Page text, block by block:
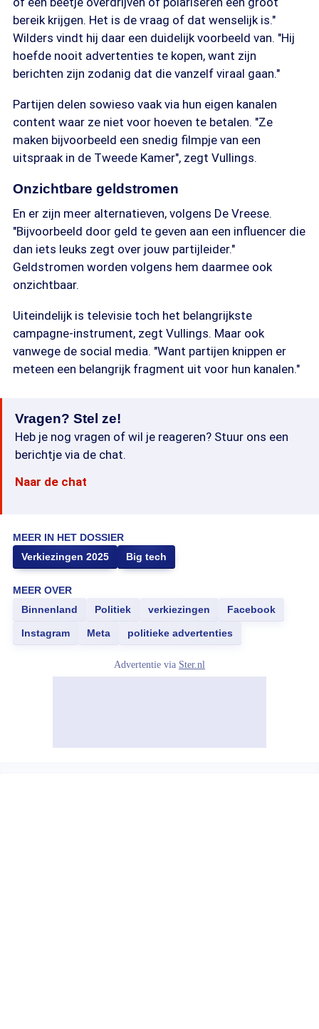
bereik krijgen. Het is de vraag of dat wenselijk is."
Wilders vindt hij daar een duidelijk voorbeeld van. "Hij
hoefde nooit advertenties te kopen, want zijn
berichten zijn zodanig dat die vanzelf viraal gaan."
Partijen delen sowieso vaak via hun eigen kanalen
content waar ze niet voor hoeven te betalen. "Ze
maken bijvoorbeeld een snedig filmpje van een
uitspraak in de Tweede Kamer", zegt Vullings.
Onzichtbare geldstromen
En er zijn meer alternatieven, volgens De Vreese.
"Bijvoorbeeld door geld te geven aan een influencer die
dan iets leuks zegt over jouw partijleider."
Geldstromen worden volgens hem daarmee ook
onzichtbaar.
Uiteindelijk is televisie toch het belangrijkste
campagne-instrument, zegt Vullings. Maar ook
vanwege de social media. "Want partijen knippen er
meteen een belangrijk fragment uit voor hun kanalen."
Vragen? Stel ze!
Heb je nog vragen of wil je reageren? Stuur ons een
berichtje via de chat.
Naar de chat
MEER IN HET DOSSIER
Verkiezingen 2025
Big tech
MEER OVER
Binnenland
Politiek verkiezingen Facebook
Instagram Meta politieke advertenties
Advertentie via Ster.nl